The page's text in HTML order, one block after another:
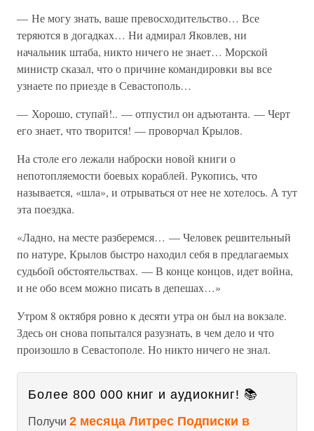
— Не могу знать, ваше превосходительство… Все
теряются в догадках… Ни адмирал Яковлев, ни
начальник штаба, никто ничего не знает… Морской
министр сказал, что о причине командировки вы все
узнаете по приезде в Севастополь…
— Хорошо, ступай!.. — отпустил он адъютанта. — Черт
его знает, что творится! — проворчал Крылов.
На столе его лежали наброски новой книги о
непотопляемости боевых кораблей. Рукопись, что
называется, «шла», и отрываться от нее не хотелось. А тут
эта поездка.
«Ладно, на месте разберемся… — Человек решительный
по натуре, Крылов быстро находил себя в предлагаемых
судьбой обстоятельствах. — В конце концов, идет война,
и не обо всем можно писать в депешах…»
Утром 8 октября ровно к десяти утра он был на вокзале.
Здесь он снова попытался разузнать, в чем дело и что
произошло в Севастополе. Но никто ничего не знал.
Более 800 000 книг и аудиокниг! 📚
Получи 2 месяца Литрес Подписки в